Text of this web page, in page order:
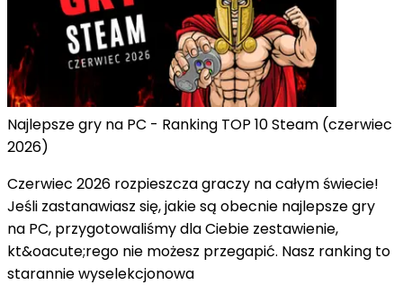
Najlepsze gry na PC - Ranking TOP 10 Steam (czerwiec
2026)
Czerwiec 2026 rozpieszcza graczy na całym świecie!
Jeśli zastanawiasz się, jakie są obecnie najlepsze gry
na PC, przygotowaliśmy dla Ciebie zestawienie,
kt&oacute;rego nie możesz przegapić. Nasz ranking to
starannie wyselekcjonowa